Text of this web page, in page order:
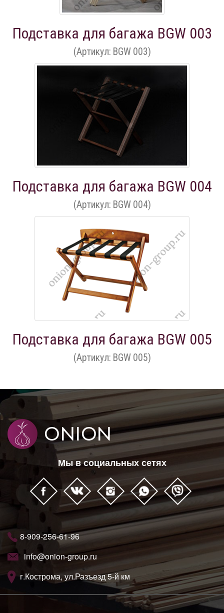
Подставка для багажа BGW 003
(Артикул: BGW 003)
Подставка для багажа BGW 004
(Артикул: BGW 004)
Подставка для багажа BGW 005
(Артикул: BGW 005)
Мы в социальных сетях
8-909-256-61-96
info@onion-group.ru
г.Кострома, ул.Разъезд 5-й км